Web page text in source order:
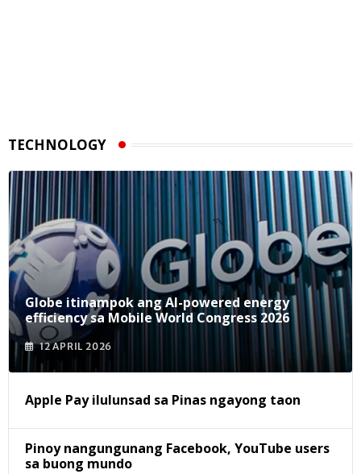
TECHNOLOGY
Globe itinampok ang AI-powered energy
efficiency sa Mobile World Congress 2026
12 APRIL 2026
Apple Pay ilulunsad sa Pinas ngayong taon
Pinoy nangungunang Facebook, YouTube users
sa buong mundo